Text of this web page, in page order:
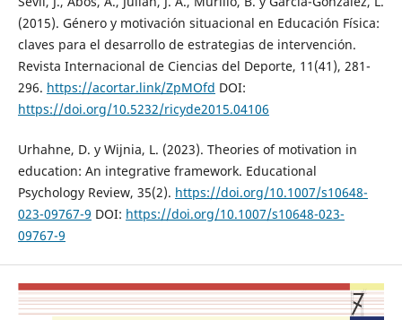
(2015). Género y motivación situacional en Educación Física:
claves para el desarrollo de estrategias de intervención.
Revista Internacional de Ciencias del Deporte, 11(41), 281-
296. https://acortar.link/ZpMOfd DOI:
https://doi.org/10.5232/ricyde2015.04106
Urhahne, D. y Wijnia, L. (2023). Theories of motivation in
education: An integrative framework. Educational
Psychology Review, 35(2). https://doi.org/10.1007/s10648-
023-09767-9 DOI: https://doi.org/10.1007/s10648-023-
09767-9